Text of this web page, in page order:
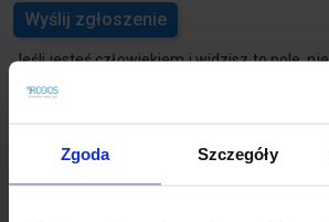
Zgoda Szczegóły
Jeśli jesteś człowiekiem i widzisz to pole,
Podstawy kosztorysowania w
Certyfikat kosztorysanta RODOS